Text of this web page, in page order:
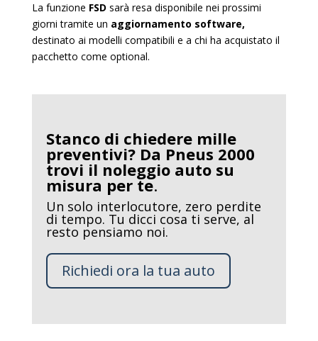
La funzione FSD sarà resa disponibile nei prossimi
giorni tramite un aggiornamento software,
destinato ai modelli compatibili e a chi ha acquistato il
pacchetto come optional.
Stanco di chiedere mille
preventivi? Da Pneus 2000
trovi il noleggio auto su
misura per te.
Un solo interlocutore, zero perdite
di tempo. Tu dicci cosa ti serve, al
resto pensiamo noi.
Richiedi ora la tua auto